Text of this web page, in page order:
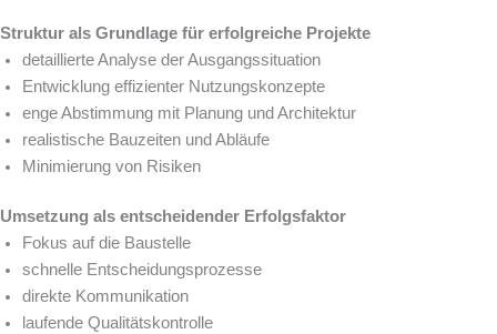
Struktur als Grundlage für erfolgreiche Projekte
detaillierte Analyse der Ausgangssituation
Entwicklung effizienter Nutzungskonzepte
enge Abstimmung mit Planung und Architektur
realistische Bauzeiten und Abläufe
Minimierung von Risiken
Umsetzung als entscheidender Erfolgsfaktor
Fokus auf die Baustelle
schnelle Entscheidungsprozesse
direkte Kommunikation
laufende Qualitätskontrolle